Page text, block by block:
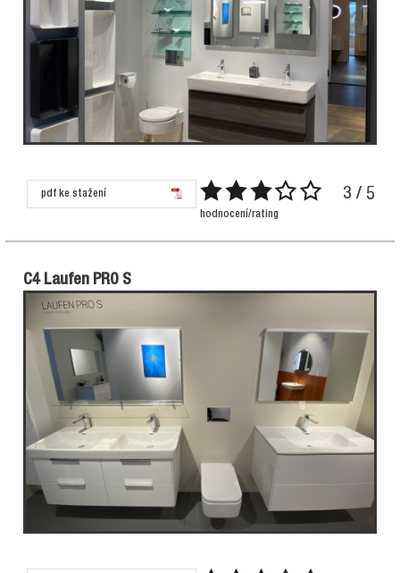
pdf ke stažení 3 / 5
hodnocení/rating
C4 Laufen PRO S